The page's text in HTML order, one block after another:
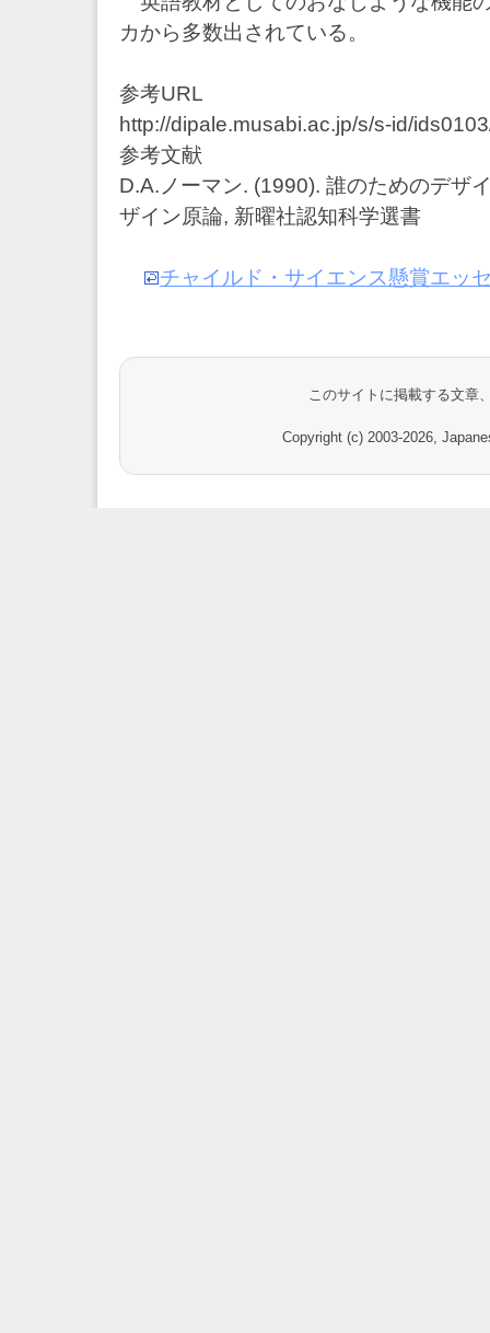
カから多数出されている。
参考URL
http://dipale.musabi.ac.jp/s/s-id/
参考文献
D.A.ノーマン. (1990). 誰のためのデザ
ザイン原論, 新曜社認知科学選書
チャイルド・サイエンス懸賞エッ
このサイトに掲載する文章
Copyright (c) 2003-2026,